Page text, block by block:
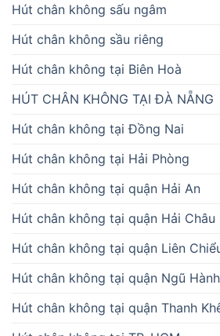
Hút chân không sấu ngâm
Hút chân không sầu riêng
Hút chân không tại Biên Hoà
HÚT CHÂN KHÔNG TẠI ĐÀ NẴNG
Hút chân không tại Đồng Nai
Hút chân không tại Hải Phòng
Hút chân không tại quận Hải An
Hút chân không tại quận Hải Châu
Hút chân không tại quận Liên
Hút chân không tại quận Ngũ
Hút chân không tại quận Thanh